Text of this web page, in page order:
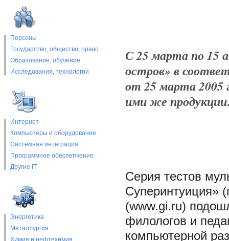
Персоны
Государство, общество, право
Образование, обучение
Исследования, технологии
Интернет
Компьютеры и оборудование
Системная интеграция
Программное обеспепчение
Другие IT
Энергетика
Металлургия
Химия и нефтехимия
С 25 марта по 15
остров» в
от 25 марта 2005
ими же
Серия тестов
Суперинтуиция»
(www.gi.ru)
филологов и
компьютерной